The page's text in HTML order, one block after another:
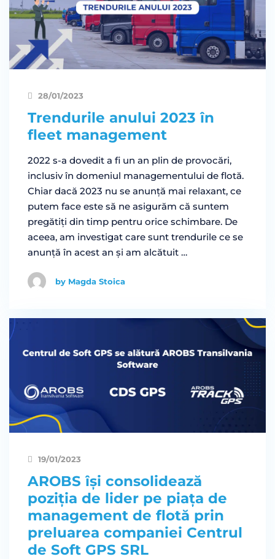
28/01/2023
Trendurile anului 2023 în
fleet management
2022 s-a dovedit a fi un an plin de provocări,
inclusiv în domeniul managementului de flotă.
Chiar dacă 2023 nu se anunță mai relaxant, ce
putem face este să ne asigurăm că suntem
pregătiți din timp pentru orice schimbare. De
aceea, am investigat care sunt trendurile ce se
anunță în acest an și am alcătuit …
by Magda Stoica
19/01/2023
AROBS își consolidează
poziția de lider pe piața de
management de flotă prin
preluarea companiei Centrul
de Soft GPS SRL